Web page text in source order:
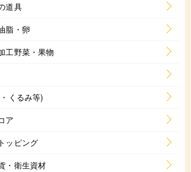
道具
脂・卵
工野菜・果物
くるみ等)
ア
ッピング
・衛生資材